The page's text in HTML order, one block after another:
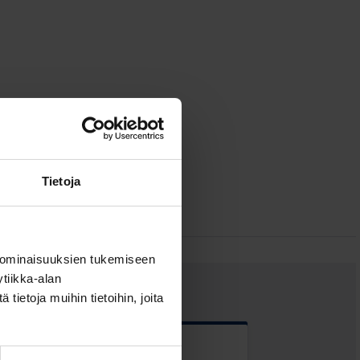
Tietoja
tukemiseen
alan
tietoja muihin tietoihin, joita